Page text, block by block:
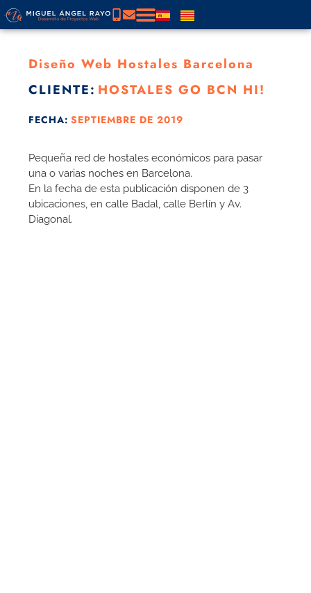
Diseño Web Hostales Barcelona
CLIENTE: HOSTALES GO BCN HI!
FECHA: SEPTIEMBRE DE 2019
Pequeña red de hostales económicos para pasar
una o varias noches en Barcelona.
En la fecha de esta publicación disponen de 3
ubicaciones, en calle Badal, calle Berlín y Av.
Diagonal.